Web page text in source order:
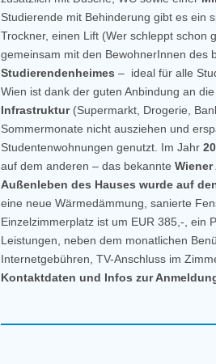
Studierende mit Behinderung gibt es ein
Trockner, einen Lift (Wer schleppt schon
gemeinsam mit den BewohnerInnen des
Studierendenheimes – ideal für alle
Wien ist dank der guten Anbindung an
Infrastruktur(Supermarkt, Drogerie,
Sommermonate nicht ausziehen und
Studentenwohnungen genutzt. Im Jahr
auf dem anderen – das bekannte
Außenleben des Hauses wurde auf
eine neue Wärmedämmung, sanierte
Einzelzimmerplatz ist um EUR 385,-, ein
Leistungen, neben dem monatlichen
Internetgebühren, TV-Anschluss im
Kontaktdaten und Infos zur